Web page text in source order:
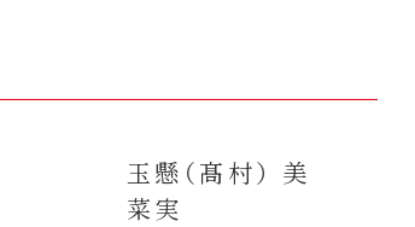
玉懸（髙村） 美
菜実